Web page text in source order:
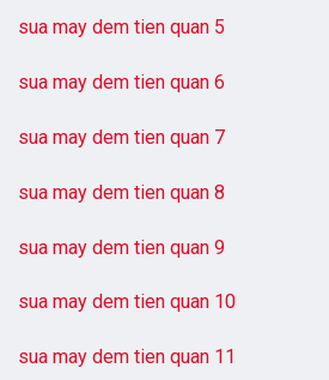
sua may dem tien quan 5
sua may dem tien quan 6
sua may dem tien quan 7
sua may dem tien quan 8
sua may dem tien quan 9
sua may dem tien quan 10
sua may dem tien quan 11